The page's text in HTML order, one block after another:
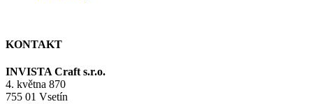
KONTAKT
INVISTA Craft s.r.o.
4. května 870
755 01 Vsetín